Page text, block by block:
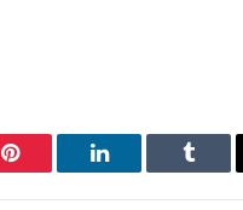
Pinterest LinkedIn